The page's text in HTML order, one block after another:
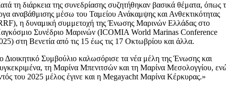
τη διάρκεια της συνεδρίασης συζητήθηκαν βασικά θέματα, όπως
αναβάθμισης μέσω του Ταμείου Ανάκαμψης και Ανθεκτικότητας
η δυναμική συμμετοχή της Ένωσης Μαρινών Ελλάδας στο
Συνέδριο Μαρινών (ICOMIA World Marinas Conference
στη Βενετία από τις 15 έως τις 17 Οκτωβρίου και άλλα.
Διοικητικό Συμβούλιο καλωσόρισε τα νέα μέλη της Ένωσης και
τη Μαρίνα Μπενιτσών και τη Μαρίνα Μεσολογγίου,
του 2025 μέλος έγινε και η Megayacht Μαρίνα Κέρκυρας.»